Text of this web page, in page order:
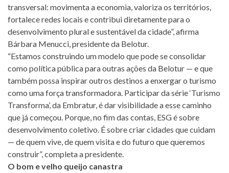
transversal: movimenta a economia, valoriza os territórios,
fortalece redes locais e contribui diretamente para o
desenvolvimento plural e sustentável da cidade”, afirma
Bárbara Menucci, presidente da Belotur.
“Estamos construindo um modelo que pode se consolidar
como política pública para outras ações da Belotur — e que
também possa inspirar outros destinos a enxergar o turismo
como uma força transformadora. Participar da série ‘Turismo
Transforma’, da Embratur, é dar visibilidade a esse caminho
que já começou. Porque, no fim das contas, ESG é sobre
desenvolvimento coletivo. É sobre criar cidades que cuidam
— de quem vive, de quem visita e do futuro que queremos
construir”, completa a presidente.
O bom e velho queijo canastra